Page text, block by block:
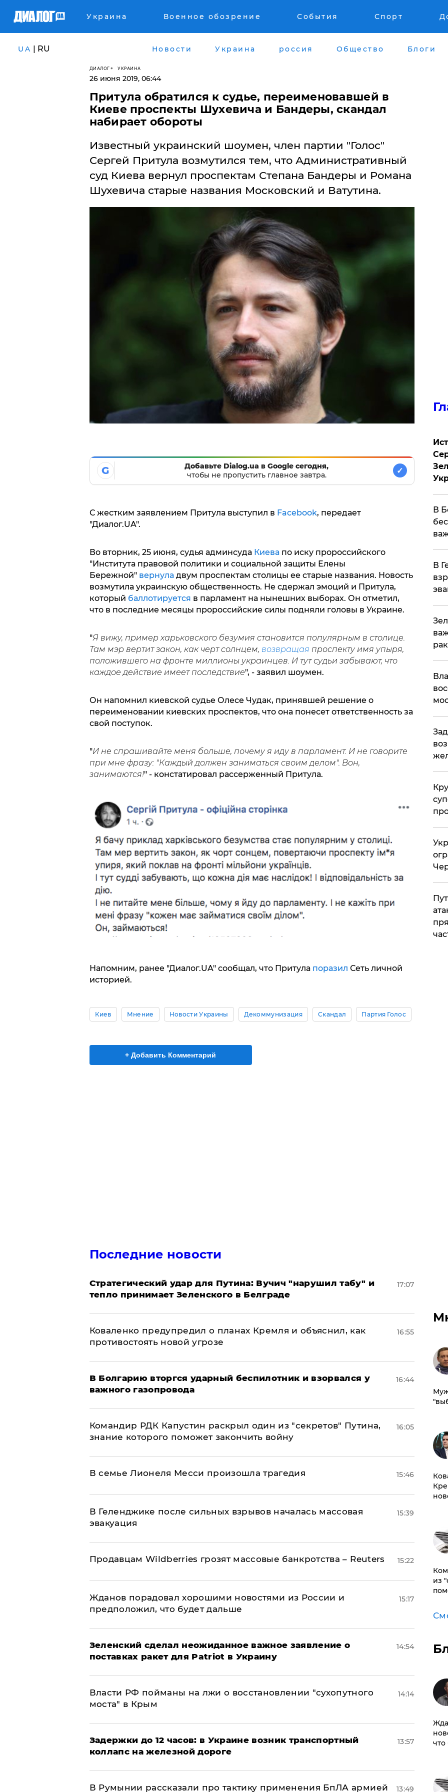
Украина Военное обозрение События Спорт
UA | RU Новости Украина россия Общество Блоги
ДИАЛОГ УКРАИНА
26 июня 2019, 06:44
​Притула обратился к судье, переименовавшей в
Киеве проспекты Шухевича и Бандеры, скандал
набирает обороты
Известный украинский шоумен, член партии "Голос"
Сергей Притула возмутился тем, что Административный
суд Киева вернул проспектам Степана Бандеры и Романа
Шухевича старые названия Московский и Ватутина.
G
Добавьте Dialog.ua в Google сегодня,
чтобы не пропустить главное завтра.
✓
С жестким заявлением Притула выступил в Facebook, передает
"Диалог.UA".
Во вторник, 25 июня, судья админсуда Киевапо иску пророссийского
"Института правовой политики и социальной защиты Елены
Бережной" вернуладвум проспектам столицы ее старые названия. Новость
возмутила украинскую общественность. Не сдержал эмоций и Притула,
который баллотируется в парламент на нынешних выборах. Он отметил,
что в последние месяцы пророссийские силы подняли головы в Украине.
"Я вижу, пример харьковского безумия становится популярным в столице.
Там мэр вертит закон, как черт солнцем, возвращая проспекту имя упыря,
положившего на фронте миллионы украинцев. И тут судьи забывают, что
каждое действие имеет последствие", - заявил шоумен.
Он напомнил киевской судье Олесе Чудак, принявшей решение о
переименовании киевских проспектов, что она понесет ответственность за
свой поступок.
"И не спрашивайте меня больше, почему я иду в парламент. И не говорите
при мне фразу: "Каждый должен заниматься своим делом". Вон,
занимаются!" - констатировал рассерженный Притула.
Напомним, ранее "Диалог.UA" сообщал, что Притула поразил Сеть личной
историей.
Киев Мнение Новости Украины Декоммунизация Скандал Партия Голос
+ Добавить Комментарий
Последние новости
Стратегический удар для Путина: Вучич "нарушил табу" и
тепло принимает Зеленского в Белграде
17:07
Коваленко предупредил о планах Кремля и объяснил, как
противостоять новой угрозе
16:55
В Болгарию вторгся ударный беспилотник и взорвался у
важного газопровода
16:44
Командир РДК Капустин раскрыл один из "секретов" Путина,
знание которого поможет закончить войну
16:05
В семье Лионеля Месси произошла трагедия 15:46
В Геленджике после сильных взрывов началась массовая
эвакуация
15:39
Продавцам Wildberries грозят массовые банкротства – Reuters 15:22
Жданов порадовал хорошими новостями из России и
предположил, что будет дальше
15:17
Зеленский сделал неожиданное важное заявление о
поставках ракет для Patriot в Украину
14:54
Власти РФ пойманы на лжи о восстановлении "сухопутного
моста" в Крым
14:14
Задержки до 12 часов: в Украине возник транспортный
коллапс на железной дороге
13:57
В Румынии рассказали про тактику применения БпЛА армией 13:49
В
В
из
что